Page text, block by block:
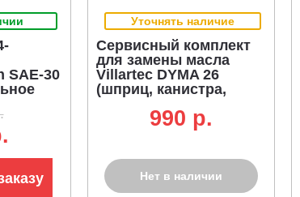
SAE-30
Уточнять наличие
Сервисный комплект
для замены масла
Villartec DYMA 26
(шприц, канистра,
990 p.
Нет в наличии